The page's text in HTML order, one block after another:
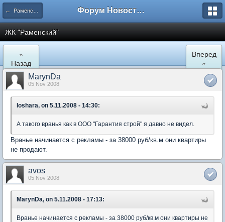
← Раменское Форум Новостройки
ЖК "Рaменский"
«
Назад
Вперед
»
MarynDa
05 Nov 2008
loshara, on 5.11.2008 - 14:30:
А такого вранья как в ООО "Гарантия строй" я давно не видел.
Вранье начинается с рекламы - за 38000 руб/кв.м они квартиры
не продают.
avos
05 Nov 2008
MarynDa, on 5.11.2008 - 17:13:
Вранье начинается с рекламы - за 38000 руб/кв.м они квартиры не